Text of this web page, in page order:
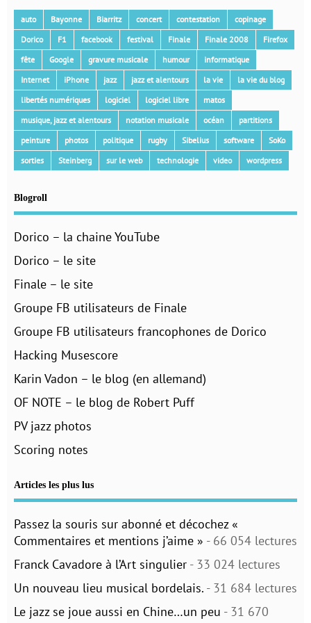
auto Bayonne Biarritz concert contestation
copinage
Dorico
F1 facebook festival Finale Finale 2008
Firefox
fête
Google gravure musicale humour
informatique
Internet
iPhone jazz jazz et alentours la vie
la vie du blog
libertés numériques
logiciel logiciel libre
matos
musique, jazz et alentours
notation musicale océan
partitions
peinture
photos politique rugby Sibelius software
SoKo
sorties
Steinberg sur le web technologie video wordpress
Blogroll
Dorico – la chaine YouTube
Dorico – le site
Finale – le site
Groupe FB utilisateurs de Finale
Groupe FB utilisateurs francophones de Dorico
Hacking Musescore
Karin Vadon – le blog (en allemand)
OF NOTE – le blog de Robert Puff
PV jazz photos
Scoring notes
Articles les plus lus
Passez la souris sur abonné et décochez «
Commentaires et mentions j’aime » - 66 054 lectures
Franck Cavadore à l’Art singulier - 33 024 lectures
Un nouveau lieu musical bordelais. - 31 684 lectures
Le jazz se joue aussi en Chine…un peu - 31 670